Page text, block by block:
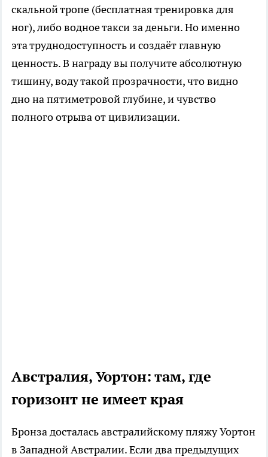
скальной тропе (бесплатная тренировка для
ног), либо водное такси за деньги. Но именно
эта труднодоступность и создаёт главную
ценность. В награду вы получите абсолютную
тишину, воду такой прозрачности, что видно
дно на пятиметровой глубине, и чувство
полного отрыва от цивилизации.
Австралия, Уортон: там, где
горизонт не имеет края
Бронза досталась австралийскому пляжу Уортон
в Западной Австралии. Если два предыдущих